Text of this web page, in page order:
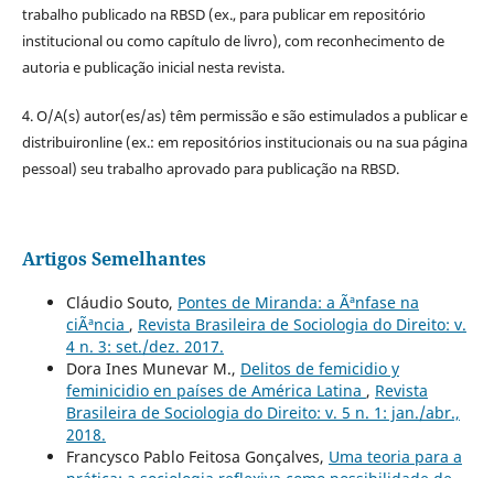
trabalho publicado na RBSD (ex., para publicar em repositório
institucional ou como capítulo de livro), com reconhecimento de
autoria e publicação inicial nesta revista.
4. O/A(s) autor(es/as) têm permissão e são estimulados a publicar e
distribuironline (ex.: em repositórios institucionais ou na sua página
pessoal) seu trabalho aprovado para publicação na RBSD.
Artigos Semelhantes
Cláudio Souto, Pontes de Miranda: a Ãªnfase na
ciÃªncia , Revista Brasileira de Sociologia do Direito: v.
4 n. 3: set./dez. 2017.
Dora Ines Munevar M., Delitos de femicidio y
feminicidio en países de América Latina , Revista
Brasileira de Sociologia do Direito: v. 5 n. 1: jan./abr.,
2018.
Francysco Pablo Feitosa Gonçalves, Uma teoria para a